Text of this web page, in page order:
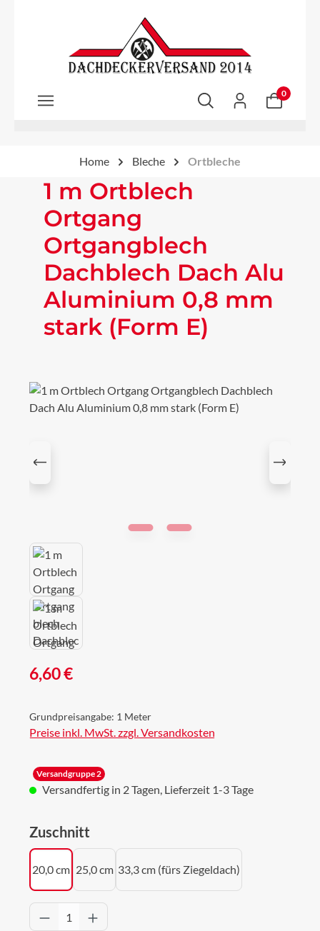
Zum Hauptinhalt springen
0
Home Bleche Ortbleche
1 m Ortblech
Ortgang
Ortgangblech
Dachblech Dach Alu
Aluminium 0,8 mm
stark (Form E)
Bildergalerie überspringen
Regulärer Preis:
6,60 €
Grundpreisangabe: 1 Meter
Preise inkl. MwSt. zzgl. Versandkosten
Versandgruppe 2
Versandfertig in 2 Tagen, Lieferzeit 1-3 Tage
Zuschnitt
20,0 cm 25,0 cm 33,3 cm (fürs Ziegeldach)
Produkt Anzahl: Gib den gewünschten